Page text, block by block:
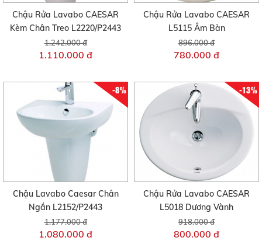
Chậu Rửa Lavabo CAESAR
Kèm Chân Treo L2220/P2443
1.242.000 đ
1.110.000 đ
Chậu Rửa Lavabo CAESAR
L5115 Âm Bàn
896.000 đ
780.000 đ
-8%
Chậu Lavabo Caesar Chân
Ngắn L2152/P2443
1.177.000 đ
1.080.000 đ
-13%
Chậu Rửa Lavabo CAESAR
L5018 Dương Vành
918.000 đ
800.000 đ